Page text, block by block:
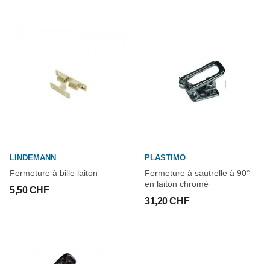
LINDEMANN
Fermeture à bille laiton
5,50 CHF
PLASTIMO
Fermeture à sautrelle à 90°
en laiton chromé
31,20 CHF